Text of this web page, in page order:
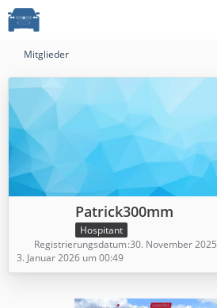
Mitglieder
Patrick300mm
Hospitant
Registrierungsdatum 30. November 2025
3. Januar 2026 um 00:49